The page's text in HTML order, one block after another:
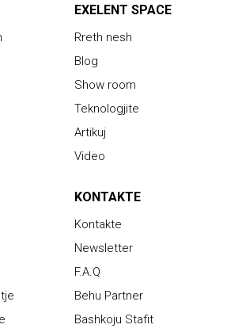
EXELENT SPACE
Rreth nesh
Blog
Show room
Teknologjite
Artikuj
Video
KONTAKTE
Kontakte
Newsletter
F.A.Q
Behu Partner
Bashkoju Stafit